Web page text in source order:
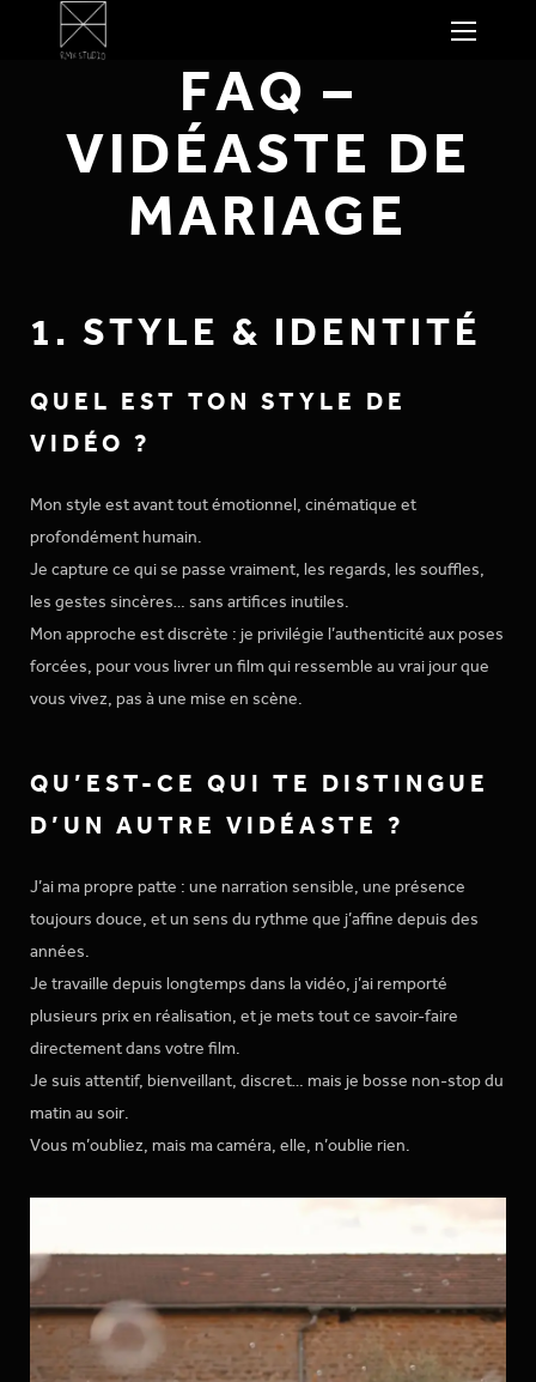
FAQ –
VIDÉASTE DE
MARIAGE
1. STYLE & IDENTITÉ
QUEL EST TON STYLE DE
VIDÉO ?
Mon style est avant tout émotionnel, cinématique et
profondément humain.
Je capture ce qui se passe vraiment, les regards, les souffles,
les gestes sincères… sans artifices inutiles.
Mon approche est discrète : je privilégie l’authenticité aux poses
forcées, pour vous livrer un film qui ressemble au vrai jour que
vous vivez, pas à une mise en scène.
QU’EST-CE QUI TE DISTINGUE
D’UN AUTRE VIDÉASTE ?
J’ai ma propre patte : une narration sensible, une présence
toujours douce, et un sens du rythme que j’affine depuis des
années.
Je travaille depuis longtemps dans la vidéo, j’ai remporté
plusieurs prix en réalisation, et je mets tout ce savoir-faire
directement dans votre film.
Je suis attentif, bienveillant, discret… mais je bosse non-stop du
matin au soir.
Vous m’oubliez, mais ma caméra, elle, n’oublie rien.